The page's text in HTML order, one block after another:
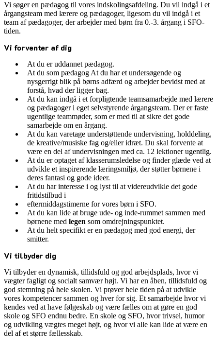
Vi søger en pædagog til vores indskolingsafdeling. Du vil indgå i et
årgangsteam med lærere og pædagoger, ligesom du vil indgå i et
team af pædagoger, der arbejder med børn fra 0.-3. årgang i SFO-
tiden.
Vi forventer af dig
At du er uddannet pædagog.
At du som pædagog At du har et undersøgende og
nysgerrigt blik på børns adfærd og arbejder bevidst med at
forstå, hvad der ligger bag.
At du kan indgå i et forpligtende teamsamarbejde med lærere
og pædagoger i eget selvstyrende årgangsteam. Der er faste
ugentlige teammøder, som er med til at sikre det gode
samarbejde om en årgang.
At du kan varetage understøttende undervisning, holddeling,
de kreative/musiske fag og/eller idræt. Du skal forvente at
være en del af undervisningen med ca. 12 lektioner ugentlig.
At du er optaget af klasserumsledelse og finder glæde ved at
udvikle et inspirerende læringsmiljø, der støtter børnene i
deres fantasi og gode ideer.
At du har interesse i og lyst til at videreudvikle det gode
fritidstilbud i
eftermiddagstimerne for vores børn i SFO.
At du kan lide at bruge ude- og inde-rummet sammen med
børnene med legen som omdrejningspunktet.
At du helt specifikt er en pædagog med god energi, der
smitter.
Vi tilbyder dig
Vi tilbyder en dynamisk, tillidsfuld og god arbejdsplads, hvor vi
vægter fagligt og socialt samvær højt. Vi har en åben, tillidsfuld og
god stemning på hele skolen. Vi prøver hele tiden på at udvikle
vores kompetencer sammen og hver for sig. Et samarbejde hvor vi
kendes ved at have følgeskab og være fælles om at gøre en god
skole og SFO endnu bedre. En skole og SFO, hvor trivsel, humor
og udvikling vægtes meget højt, og hvor vi alle kan lide at være en
del af et større fællesskab.